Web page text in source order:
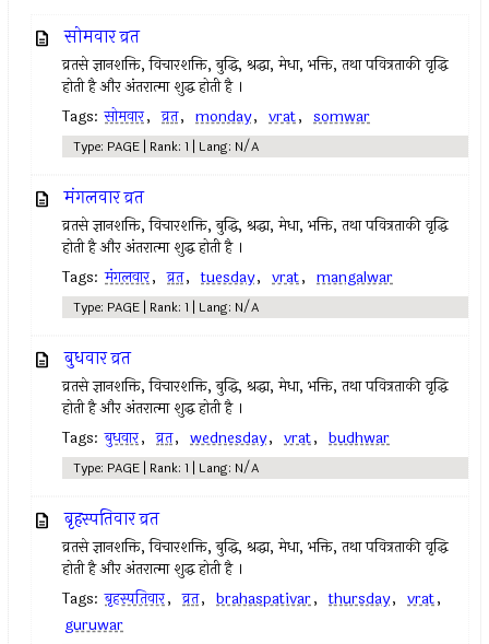
सोमवार व्रत
व्रतसे ज्ञानशक्ति, विचारशक्ति, बुद्धि, श्रद्धा, मेधा, भक्ति, तथा पवित्रताकी वृद्धि
होती है और अंतरात्मा शुद्ध होती है ।
Tags: सोमवार, व्रत, monday, vrat, somwar
Type: PAGE | Rank: 1 | Lang: N/A
मंगलवार व्रत
व्रतसे ज्ञानशक्ति, विचारशक्ति, बुद्धि, श्रद्धा, मेधा, भक्ति, तथा पवित्रताकी वृद्धि
होती है और अंतरात्मा शुद्ध होती है ।
Tags: मंगलवार, व्रत, tuesday, vrat, mangalwar
Type: PAGE | Rank: 1 | Lang: N/A
बुधवार व्रत
व्रतसे ज्ञानशक्ति, विचारशक्ति, बुद्धि, श्रद्धा, मेधा, भक्ति, तथा पवित्रताकी वृद्धि
होती है और अंतरात्मा शुद्ध होती है ।
Tags: बुधवार, व्रत, wednesday, vrat, budhwar
Type: PAGE | Rank: 1 | Lang: N/A
बृहस्पतिवार व्रत
व्रतसे ज्ञानशक्ति, विचारशक्ति, बुद्धि, श्रद्धा, मेधा, भक्ति, तथा पवित्रताकी वृद्धि
होती है और अंतरात्मा शुद्ध होती है ।
Tags: बृहस्पतिवार, व्रत, brahaspativar, thursday, vrat,
guruwar